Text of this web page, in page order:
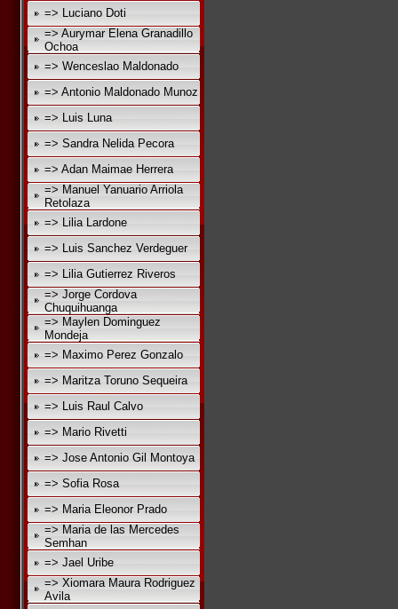
=> Luciano Doti
=> Aurymar Elena Granadillo
Ochoa
=> Wenceslao Maldonado
=> Antonio Maldonado Munoz
=> Luis Luna
=> Sandra Nelida Pecora
=> Adan Maimae Herrera
=> Manuel Yanuario Arriola
Retolaza
=> Lilia Lardone
=> Luis Sanchez Verdeguer
=> Lilia Gutierrez Riveros
=> Jorge Cordova
Chuquihuanga
=> Maylen Dominguez
Mondeja
=> Maximo Perez Gonzalo
=> Maritza Toruno Sequeira
=> Luis Raul Calvo
=> Mario Rivetti
=> Jose Antonio Gil Montoya
=> Sofia Rosa
=> Maria Eleonor Prado
=> Maria de las Mercedes
Semhan
=> Jael Uribe
=> Xiomara Maura Rodriguez
Avila